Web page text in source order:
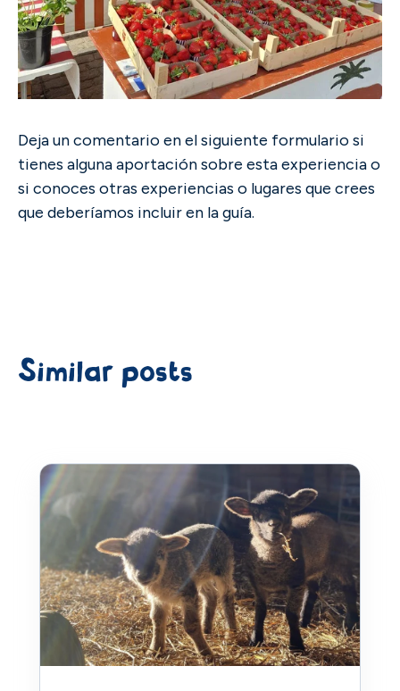
Deja un comentario en el siguiente formulario si
tienes alguna aportación sobre esta experiencia o
si conoces otras experiencias o lugares que crees
que deberíamos incluir en la guía.
Similar posts